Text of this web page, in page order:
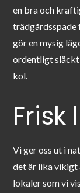
en bra och
trädgårdsspade
gör en mysig
ordentligt släckt
kol.
Frisk
Vi ger oss ut i
det är lika vikigt
lokaler som vi